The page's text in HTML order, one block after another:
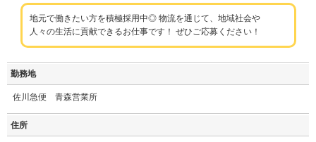
地元で働きたい方を積極採用中◎ 物流を通じて、地域社会や
人々の生活に貢献できるお仕事です！ ぜひご応募ください！
勤務地
佐川急便 青森営業所
住所